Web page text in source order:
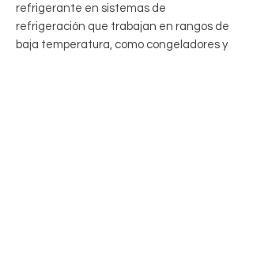
refrigerante en sistemas de
refrigeración que trabajan en rangos de
baja temperatura, como congeladores y